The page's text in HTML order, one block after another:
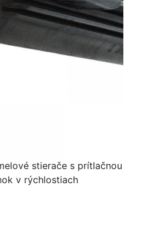
stierače s prítlačnou
v rýchlostiach